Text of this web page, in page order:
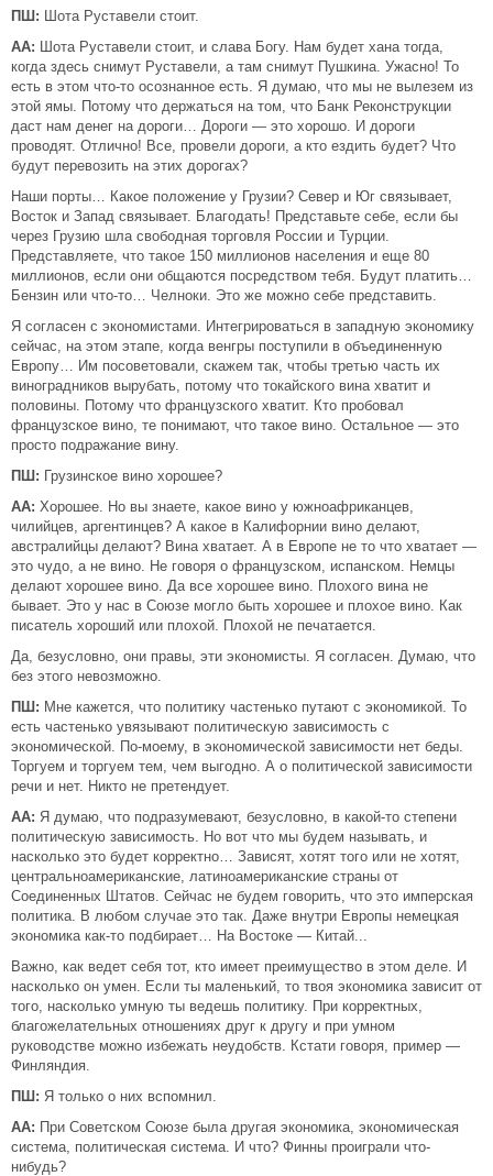
ПШ: Шота Руставели стоит.
АА: Шота Руставели стоит, и слава Богу. Нам будет хана тогда,
когда здесь снимут Руставели, а там снимут Пушкина. Ужасно! То
есть в этом что-то осознанное есть. Я думаю, что мы не вылезем из
этой ямы. Потому что держаться на том, что Банк Реконструкции
даст нам денег на дороги… Дороги — это хорошо. И дороги
проводят. Отлично! Все, провели дороги, а кто ездить будет? Что
будут перевозить на этих дорогах?
Наши порты… Какое положение у Грузии? Север и Юг связывает,
Восток и Запад связывает. Благодать! Представьте себе, если бы
через Грузию шла свободная торговля России и Турции.
Представляете, что такое 150 миллионов населения и еще 80
миллионов, если они общаются посредством тебя. Будут платить…
Бензин или что-то… Челноки. Это же можно себе представить.
Я согласен с экономистами. Интегрироваться в западную экономику
сейчас, на этом этапе, когда венгры поступили в объединенную
Европу… Им посоветовали, скажем так, чтобы третью часть их
виноградников вырубать, потому что токайского вина хватит и
половины. Потому что французского хватит. Кто пробовал
французское вино, те понимают, что такое вино. Остальное — это
просто подражание вину.
ПШ: Грузинское вино хорошее?
АА: Хорошее. Но вы знаете, какое вино у южноафриканцев,
чилийцев, аргентинцев? А какое в Калифорнии вино делают,
австралийцы делают? Вина хватает. А в Европе не то что хватает —
это чудо, а не вино. Не говоря о французском, испанском. Немцы
делают хорошее вино. Да все хорошее вино. Плохого вина не
бывает. Это у нас в Союзе могло быть хорошее и плохое вино. Как
писатель хороший или плохой. Плохой не печатается.
Да, безусловно, они правы, эти экономисты. Я согласен. Думаю, что
без этого невозможно.
ПШ: Мне кажется, что политику частенько путают с экономикой. То
есть частенько увязывают политическую зависимость с
экономической. По-моему, в экономической зависимости нет беды.
Торгуем и торгуем тем, чем выгодно. А о политической зависимости
речи и нет. Никто не претендует.
АА: Я думаю, что подразумевают, безусловно, в какой-то степени
политическую зависимость. Но вот что мы будем называть, и
насколько это будет корректно… Зависят, хотят того или не хотят,
центральноамериканские, латиноамериканские страны от
Соединенных Штатов. Сейчас не будем говорить, что это имперская
политика. В любом случае это так. Даже внутри Европы немецкая
экономика как-то подбирает… На Востоке — Китай...
Важно, как ведет себя тот, кто имеет преимущество в этом деле. И
насколько он умен. Если ты маленький, то твоя экономика зависит от
того, насколько умную ты ведешь политику. При корректных,
благожелательных отношениях друг к другу и при умном
руководстве можно избежать неудобств. Кстати говоря, пример —
Финляндия.
ПШ: Я только о них вспомнил.
АА: При Советском Союзе была другая экономика, экономическая
система, политическая система. И что? Финны проиграли что-
нибудь?